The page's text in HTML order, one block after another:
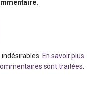
En savoir plus
sont traitées